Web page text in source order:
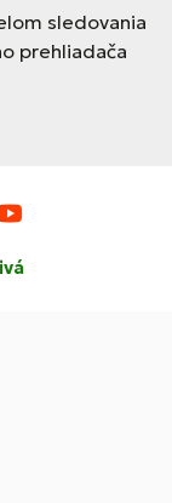
sledovania
prehliadača